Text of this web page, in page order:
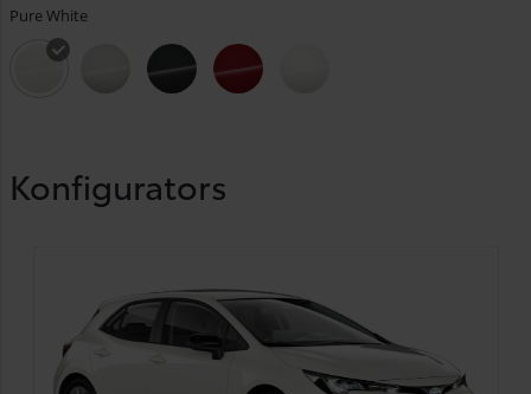
Pure White
Konfigurators